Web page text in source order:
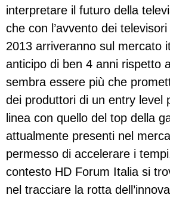
interpretare il futuro della
che con l’avvento dei
2013 arriveranno sul mercato
anticipo di ben 4 anni rispetto
sembra essere più che
dei produttori di un entry level
linea con quello del top della
attualmente presenti nel
permesso di accelerare i
contesto HD Forum Italia si
nel tracciare la rotta